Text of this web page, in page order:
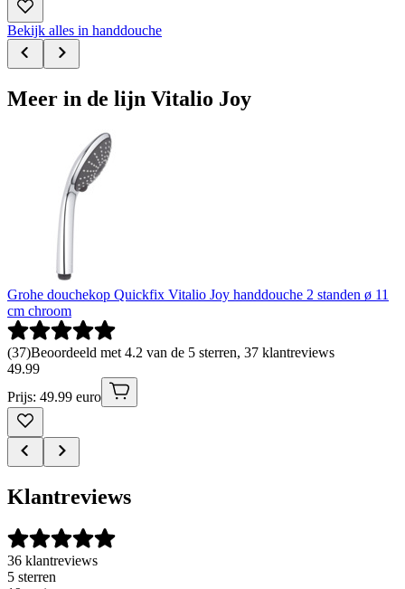
Bekijk alles in handdouche
Meer in de lijn Vitalio Joy
Grohe douchekop Quickfix Vitalio Joy handdouche 2 standen ø 11
cm chroom
(37)Beoordeeld met 4.2 van de 5 sterren, 37 klantreviews
49.99
Prijs: 49.99 euro
Klantreviews
36 klantreviews
5 sterren